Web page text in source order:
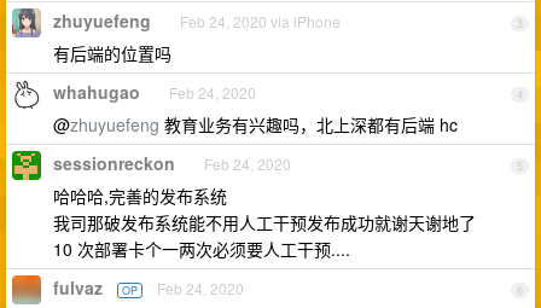
3
zhuyuefeng Feb 24, 2020 via iPhone
有后端的位置吗
4
whahugao Feb 24, 2020
@zhuyuefeng 教育业务有兴趣吗，北上深都有后端 hc
5
sessionreckon Feb 24, 2020
哈哈哈,完善的发布系统
我司那破发布系统能不用人工干预发布成功就谢天谢地了
10 次部署卡个一两次必须要人工干预....
6
fulvaz OP Feb 24, 2020